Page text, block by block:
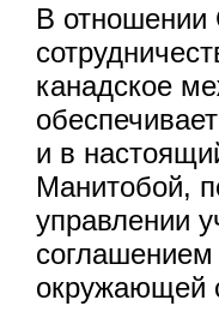
В отношении
канадское
и в
Манитобой,
управлении
соглашением
окружающей